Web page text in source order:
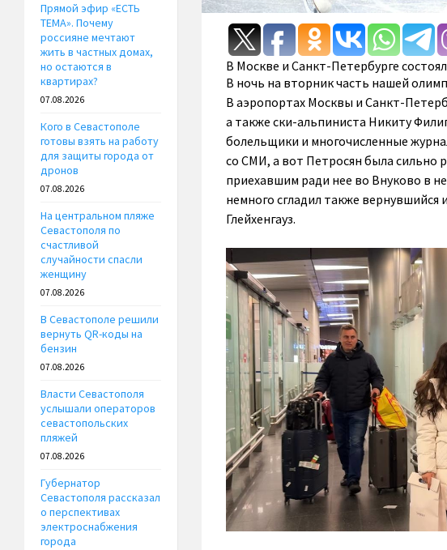
В Москве и Санкт-Петербурге
В ночь на вторник часть нашей
В аэропортах Москвы и Санкт-
а также ски-альпиниста Никиту
болельщики и многочисленные
со СМИ, а вот Петросян была сильно
приехавшим ради нее во Внуково в
немного сгладил также
Глейхенгауз.
Прямой эфир «ЕСТЬ
ТЕМА». Почему
россияне мечтают
жить в частных домах,
но остаются в
квартирах?
07.08.2026
Кого в Севастополе
готовы взять на работу
для защиты города от
дронов
07.08.2026
На центральном пляже
Севастополя по
счастливой
случайности спасли
женщину
07.08.2026
В Севастополе решили
вернуть QR-коды на
бензин
07.08.2026
Власти Севастополя
услышали операторов
севастопольских
пляжей
07.08.2026
Губернатор
Севастополя рассказал
о перспективах
электроснабжения
города